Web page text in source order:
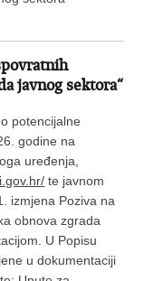
javnog sektora“
potencijalne
godine na
uređenja,
te javnom
izmjena Poziva na
obnova zgrada
U Popisu
u dokumentaciji